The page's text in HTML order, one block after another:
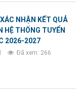
NHẬN KẾT QUẢ
HỆ THỐNG TUYỂN
2026-2027
Đã xem: 266